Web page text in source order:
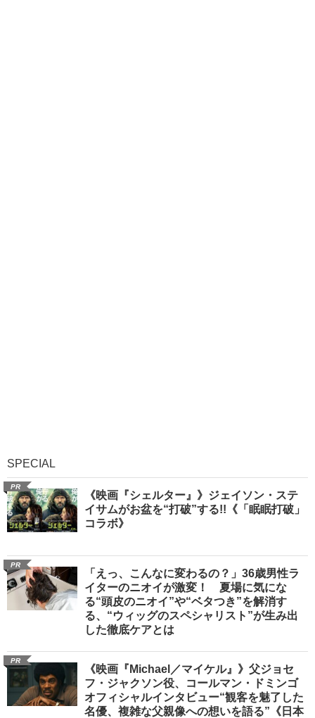
SPECIAL
PR
《映画『シェルター』》ジェイソン・ステ
イサムがお盆を“打破”する!!《「眠眠打破」
コラボ》
PR
「えっ、こんなに変わるの？」36歳男性ラ
イターのニオイが激変！ 夏場に気にな
る“頭皮のニオイ”や“ベタつき”を解消す
る、“ウィッグのスペシャリスト”が生み出
した徹底ケアとは
PR
《映画『Michael／マイケル』》父ジョセ
フ・ジャクソン役、コールマン・ドミンゴ
オフィシャルインタビュー“観客を魅了した
名優、複雑な父親像への想いを語る”《日本